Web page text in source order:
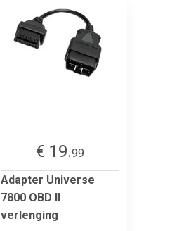
€ 19.99
Adapter Universe
7800 OBD II
verlenging